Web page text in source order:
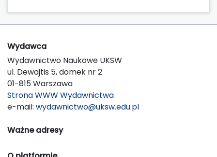
Wydawca
Wydawnictwo Naukowe UKSW
ul. Dewajtis 5, domek nr 2
01-815 Warszawa
Strona WWW Wydawnictwa
e-mail: wydawnictwo@uksw.edu.pl
Ważne adresy